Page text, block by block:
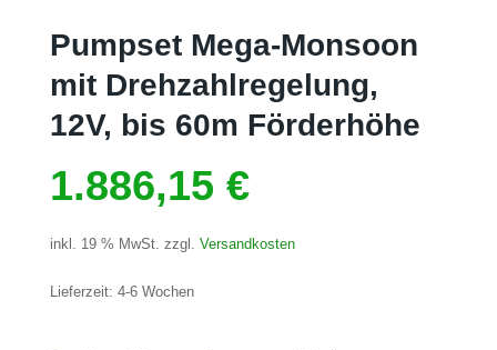
Pumpset Mega-Monsoon
mit Drehzahlregelung,
12V, bis 60m Förderhöhe
1.886,15 €
inkl. 19 % MwSt. zzgl. Versandkosten
Lieferzeit: 4-6 Wochen